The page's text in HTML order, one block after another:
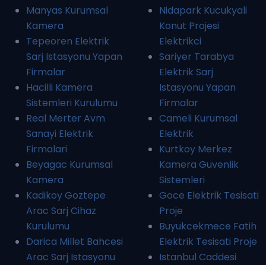
Manyas Kurumsal
Kamera
Tepeoren Elektrik
Sarj Istasyonu Yapan
Firmalar
Hacilli Kamera
Sistemleri Kurulumu
Real Merter Avm
Sanayi Elektrik
Firmalari
Beyagac Kurumsal
Kamera
Kadikoy Goztepe
Arac Sarj Cihaz
Kurulumu
Darica Millet Bahcesi
Arac Sarj Istasyonu
Nidapark Kucukyali
Konut Projesi
Elektrikci
Sariyer Tarabya
Elektrik Sarj
Istasyonu Yapan
Firmalar
Cameli Kurumsal
Elektrik
Kurtkoy Merkez
Kamera Guvenlik
Sistemleri
Goce Elektrik Tesisati
Proje
Buyukcekmece Fatih
Elektrik Tesisati Proje
Istanbul Caddesi